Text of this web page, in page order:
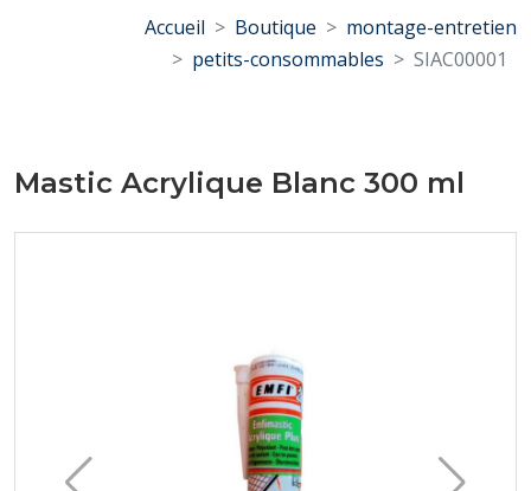
Accueil Boutique
montage-entretien
petits-consommables
SIAC00001
Mastic Acrylique Blanc 300 ml